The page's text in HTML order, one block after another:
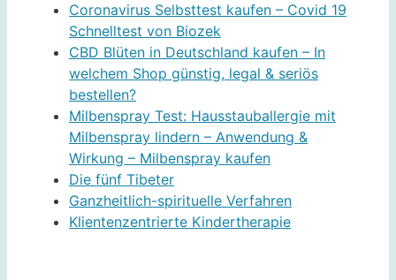
Coronavirus Selbsttest kaufen – Covid 19
Schnelltest von Biozek
CBD Blüten in Deutschland kaufen – In
welchem Shop günstig, legal & seriös
bestellen?
Milbenspray Test: Hausstauballergie mit
Milbenspray lindern – Anwendung &
Wirkung – Milbenspray kaufen
Die fünf Tibeter
Ganzheitlich-spirituelle Verfahren
Klientenzentrierte Kindertherapie